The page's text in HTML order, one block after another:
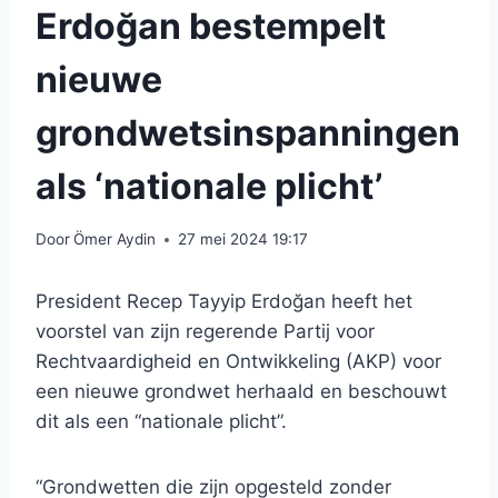
Erdoğan bestempelt
nieuwe
grondwetsinspanningen
als ‘nationale plicht’
DoorÖmer Aydin 27 mei 2024 19:17
President Recep Tayyip Erdoğan heeft het
voorstel van zijn regerende Partij voor
Rechtvaardigheid en Ontwikkeling (AKP) voor
een nieuwe grondwet herhaald en beschouwt
dit als een “nationale plicht”.
“Grondwetten die zijn opgesteld zonder